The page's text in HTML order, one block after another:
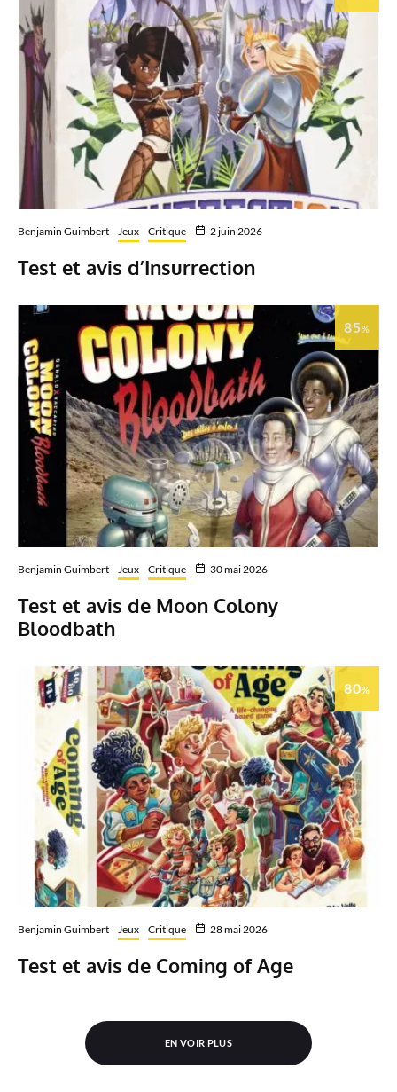
Benjamin Guimbert Jeux Critique 2 juin 2026
Test et avis d’Insurrection
85%
Benjamin Guimbert Jeux Critique 30 mai 2026
Test et avis de Moon Colony
Bloodbath
80%
Benjamin Guimbert Jeux Critique 28 mai 2026
Test et avis de Coming of Age
EN VOIR PLUS